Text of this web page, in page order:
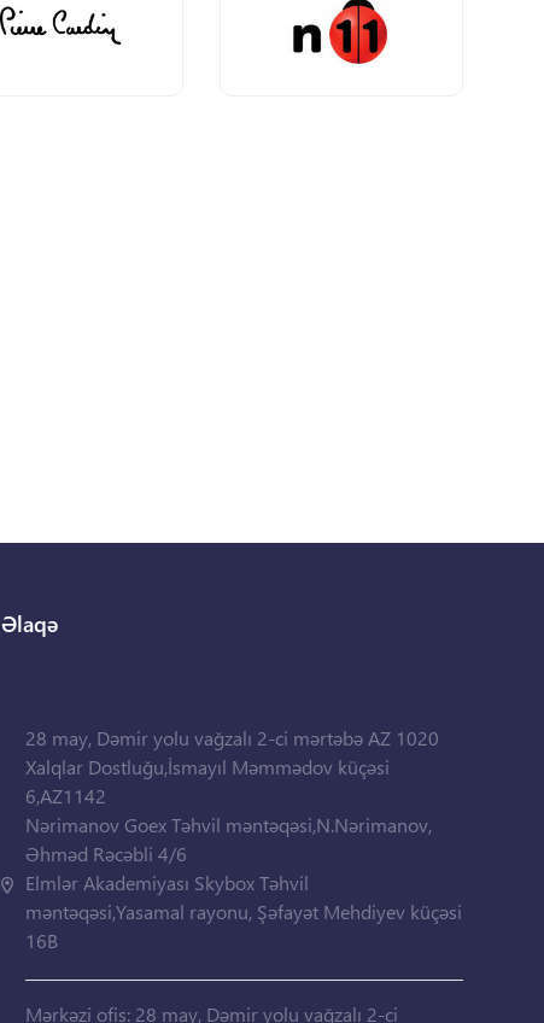
Əlaqə
28 may, Dəmir yolu vağzalı 2-ci mərtəbə AZ 1020
Xalqlar Dostluğu,İsmayıl Məmmədov küçəsi
6,AZ1142
Nərimanov Goex Təhvil məntəqəsi,N.Nərimanov,
Əhməd Rəcəbli 4/6
Elmlər Akademiyası Skybox Təhvil
məntəqəsi,Yasamal rayonu, Şəfayət Mehdiyev küçəsi
16B
Mərkəzi ofis: 28 may, Dəmir yolu vağzalı 2-ci